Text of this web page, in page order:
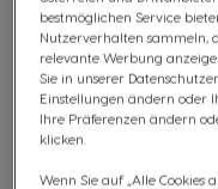
€ 6,99
Rabatt wird in Warenkorb
bestmöglichen Service
Nutzerverhalten sammeln,
relevante Werbung
Sie in unserer
Einstellungen ändern oder
Ihre Präferenzen ändern
klicken.
Wenn Sie auf „Alle Cookies